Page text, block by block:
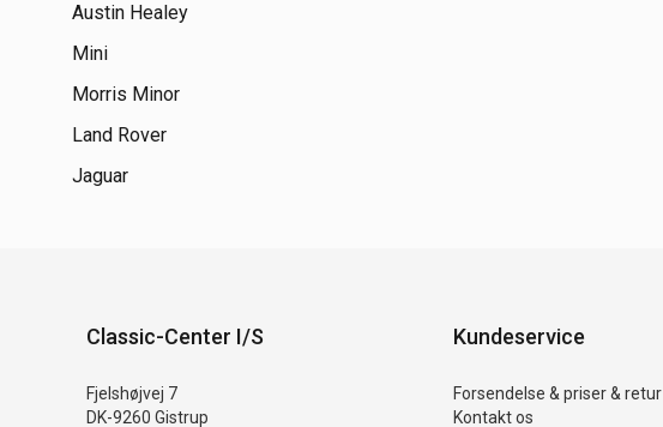
Austin Healey
Mini
Morris Minor
Land Rover
Jaguar
Classic-Center I/S
Fjelshøjvej 7
DK-9260 Gistrup
Kundeservice
Forsendelse & priser & retur
Kontakt os